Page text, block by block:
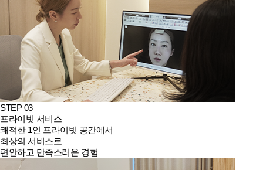
STEP 03
프라이빗 서비스
쾌적한 1인 프라이빗 공간에서
최상의 서비스로
편안하고 만족스러운 경험